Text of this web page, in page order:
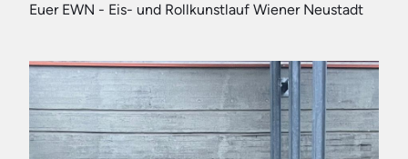
Euer EWN - Eis- und Rollkunstlauf Wiener Neustadt